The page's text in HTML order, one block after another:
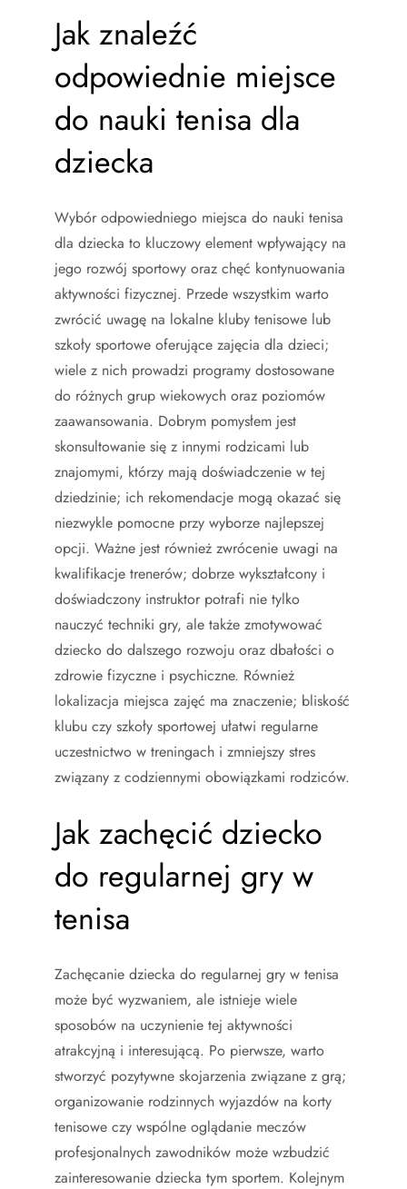
Jak znaleźć
odpowiednie miejsce
do nauki tenisa dla
dziecka
Wybór odpowiedniego miejsca do nauki tenisa
dla dziecka to kluczowy element wpływający na
jego rozwój sportowy oraz chęć kontynuowania
aktywności fizycznej. Przede wszystkim warto
zwrócić uwagę na lokalne kluby tenisowe lub
szkoły sportowe oferujące zajęcia dla dzieci;
wiele z nich prowadzi programy dostosowane
do różnych grup wiekowych oraz poziomów
zaawansowania. Dobrym pomysłem jest
skonsultowanie się z innymi rodzicami lub
znajomymi, którzy mają doświadczenie w tej
dziedzinie; ich rekomendacje mogą okazać się
niezwykle pomocne przy wyborze najlepszej
opcji. Ważne jest również zwrócenie uwagi na
kwalifikacje trenerów; dobrze wykształcony i
doświadczony instruktor potrafi nie tylko
nauczyć techniki gry, ale także zmotywować
dziecko do dalszego rozwoju oraz dbałości o
zdrowie fizyczne i psychiczne. Również
lokalizacja miejsca zajęć ma znaczenie; bliskość
klubu czy szkoły sportowej ułatwi regularne
uczestnictwo w treningach i zmniejszy stres
związany z codziennymi obowiązkami rodziców.
Jak zachęcić dziecko
do regularnej gry w
tenisa
Zachęcanie dziecka do regularnej gry w tenisa
może być wyzwaniem, ale istnieje wiele
sposobów na uczynienie tej aktywności
atrakcyjną i interesującą. Po pierwsze, warto
stworzyć pozytywne skojarzenia związane z grą;
organizowanie rodzinnych wyjazdów na korty
tenisowe czy wspólne oglądanie meczów
profesjonalnych zawodników może wzbudzić
zainteresowanie dziecka tym sportem. Kolejnym